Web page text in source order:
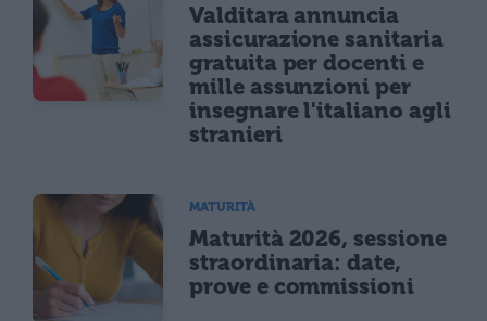
Valditara annuncia
assicurazione sanitaria
gratuita per docenti e
mille assunzioni per
insegnare l'italiano agli
stranieri
MATURITÀ
Maturità 2026, sessione
straordinaria: date,
prove e commissioni